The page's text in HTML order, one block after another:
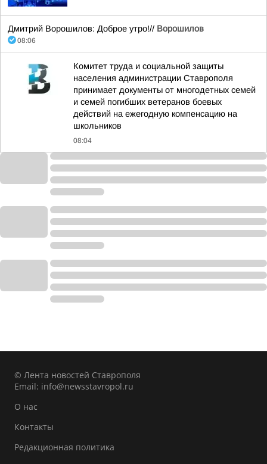
Дмитрий Ворошилов: Доброе утро!// Ворошилов
08:06
Комитет труда и социальной защиты
населения администрации Ставрополя
принимает документы от многодетных семей
и семей погибших ветеранов боевых
действий на ежегодную компенсацию на
школьников
08:04
© Лента новостей Ставрополя
Email: info@newsstavropol.ru
О нас
Контакты
Редакционная политика